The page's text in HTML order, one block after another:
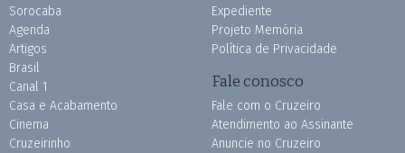
Sorocaba
Agenda
Artigos
Brasil
Canal 1
Casa e Acabamento
Cinema
Cruzeirinho
Expediente
Projeto Memória
Política de Privacidade
Fale conosco
Fale com o Cruzeiro
Atendimento ao Assinante
Anuncie no Cruzeiro